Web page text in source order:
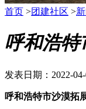
首页 >团建社区 >
呼和浩特
发表日期：2022-
呼和浩特市沙漠拓